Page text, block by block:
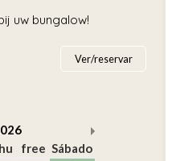
uw bungalow!
Ver/reservar
free Sábado